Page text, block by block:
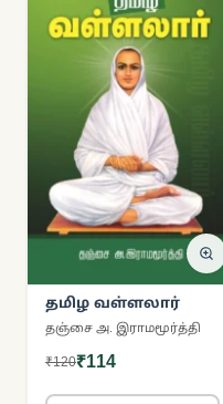
தமிழ வள்ளலார்
தஞ்சை அ. இராமமூர்த்தி
₹120₹114